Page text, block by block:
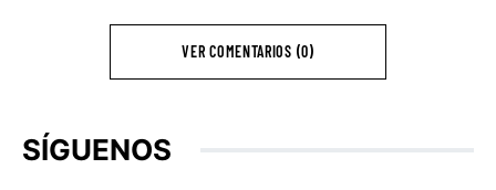
VER COMENTARIOS (0)
SÍGUENOS